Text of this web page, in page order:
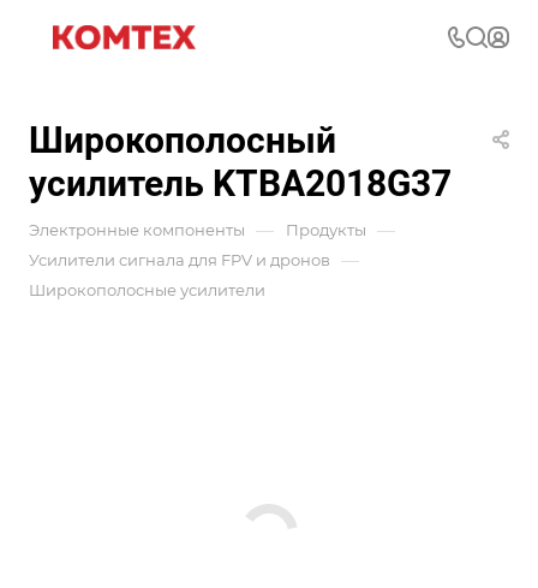
Широкополосный
усилитель KTBA2018G37
Электронные компоненты — Продукты —
Усилители сигнала для FPV и дронов —
Широкополосные усилители